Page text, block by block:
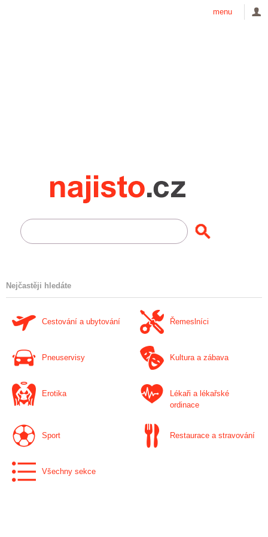
menu
Nejčastěji hledáte
Cestování a ubytování Řemeslníci
Pneuservisy Kultura a zábava
Erotika
Lékaři a lékařské
ordinace
Sport Restaurace a stravování
Všechny sekce